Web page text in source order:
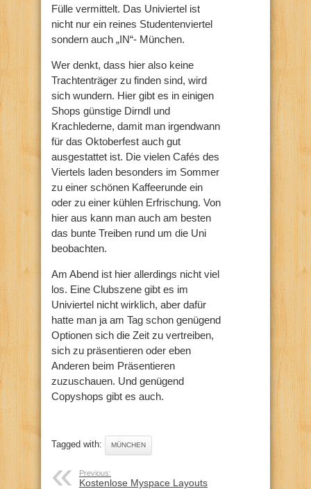
Fülle vermittelt. Das Univiertel ist
nicht nur ein reines Studentenviertel
sondern auch „IN“- München.
Wer denkt, dass hier also keine
Trachtenträger zu finden sind, wird
sich wundern. Hier gibt es in einigen
Shops günstige Dirndl und
Krachlederne, damit man irgendwann
für das Oktoberfest auch gut
ausgestattet ist. Die vielen Cafés des
Viertels laden besonders im Sommer
zu einer schönen Kaffeerunde ein
oder zu einer kühlen Erfrischung. Von
hier aus kann man auch am besten
das bunte Treiben rund um die Uni
beobachten.
Am Abend ist hier allerdings nicht viel
los. Eine Clubszene gibt es im
Univiertel nicht wirklich, aber dafür
hatte man ja am Tag schon genügend
Optionen sich die Zeit zu vertreiben,
sich zu präsentieren oder eben
Anderen beim Präsentieren
zuzuschauen. Und genügend
Copyshops gibt es auch.
Tagged with: MÜNCHEN
Previous:
Kostenlose Myspace Layouts